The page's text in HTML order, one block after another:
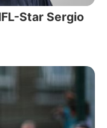
Star Sergio